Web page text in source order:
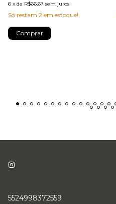
6 x de R$66,67 sem juros
Só restam 2 em estoque!
Comprar
5524998372559